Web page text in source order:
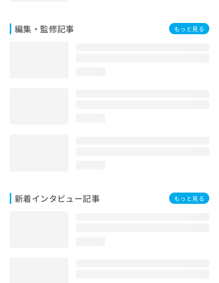
編集・監修記事 もっと見る
新着インタビュー記事 もっと見る